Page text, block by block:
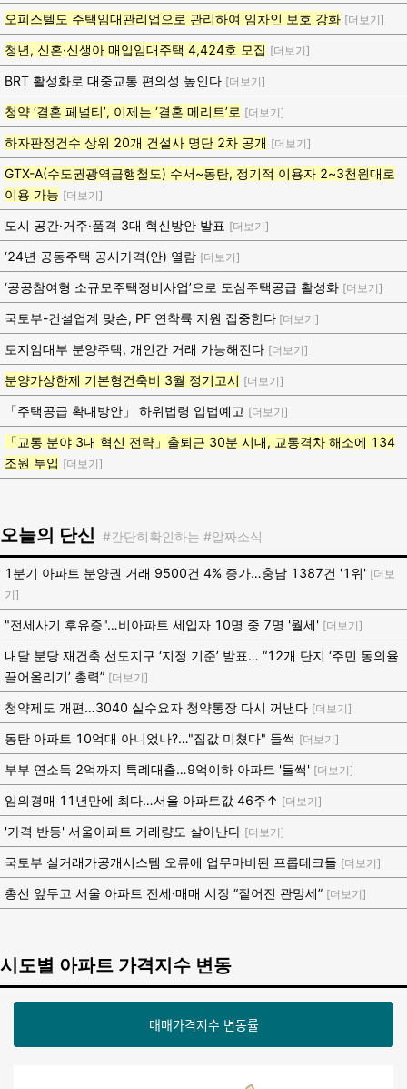
오피스텔도 주택임대관리업으로 관리하여 임차인 보호 강화 [더보기]
청년, 신혼·신생아 매입임대주택 4,424호 모집 [더보기]
BRT 활성화로 대중교통 편의성 높인다 [더보기]
청약 ‘결혼 페널티’, 이제는 ‘결혼 메리트’로 [더보기]
하자판정건수 상위 20개 건설사 명단 2차 공개 [더보기]
GTX-A(수도권광역급행철도) 수서~동탄, 정기적 이용자 2~3천원대로
이용 가능 [더보기]
도시 공간·거주·품격 3대 혁신방안 발표 [더보기]
‘24년 공동주택 공시가격(안) 열람 [더보기]
‘공공참여형 소규모주택정비사업’으로 도심주택공급 활성화 [더보기]
국토부-건설업계 맞손, PF 연착륙 지원 집중한다 [더보기]
토지임대부 분양주택, 개인간 거래 가능해진다 [더보기]
분양가상한제 기본형건축비 3월 정기고시 [더보기]
「주택공급 확대방안」 하위법령 입법예고 [더보기]
「교통 분야 3대 혁신 전략」출퇴근 30분 시대, 교통격차 해소에 134
조원 투입 [더보기]
오늘의 단신 #간단히확인하는 #알짜소식
1분기 아파트 분양권 거래 9500건 4% 증가…충남 1387건 '1위' [더보
기]
"전세사기 후유증"…비아파트 세입자 10명 중 7명 '월세' [더보기]
내달 분당 재건축 선도지구 ‘지정 기준’ 발표… “12개 단지 ‘주민 동의율
끌어올리기’ 총력” [더보기]
청약제도 개편…3040 실수요자 청약통장 다시 꺼낸다 [더보기]
동탄 아파트 10억대 아니었나?…"집값 미쳤다" 들썩 [더보기]
부부 연소득 2억까지 특례대출…9억이하 아파트 '들썩' [더보기]
임의경매 11년만에 최다…서울 아파트값 46주↑ [더보기]
'가격 반등' 서울아파트 거래량도 살아난다 [더보기]
국토부 실거래가공개시스템 오류에 업무마비된 프롭테크들 [더보기]
총선 앞두고 서울 아파트 전세·매매 시장 “짙어진 관망세” [더보기]
시도별 아파트 가격지수 변동
매매가격지수 변동률